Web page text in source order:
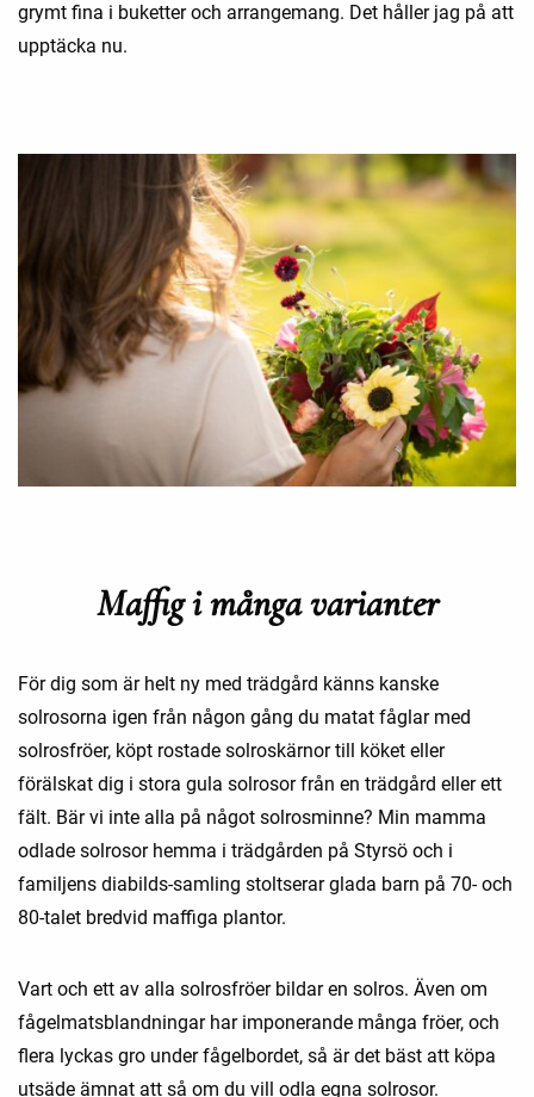
grymt fina i buketter och arrangemang. Det håller jag på att
upptäcka nu.
Maffig i många varianter
För dig som är helt ny med trädgård känns kanske
solrosorna igen från någon gång du matat fåglar med
solrosfröer, köpt rostade solroskärnor till köket eller
förälskat dig i stora gula solrosor från en trädgård eller ett
fält. Bär vi inte alla på något solrosminne? Min mamma
odlade solrosor hemma i trädgården på Styrsö och i
familjens diabilds-samling stoltserar glada barn på 70- och
80-talet bredvid maffiga plantor.
Vart och ett av alla solrosfröer bildar en solros. Även om
fågelmatsblandningar har imponerande många fröer, och
flera lyckas gro under fågelbordet, så är det bäst att köpa
utsäde ämnat att så om du vill odla egna solrosor.